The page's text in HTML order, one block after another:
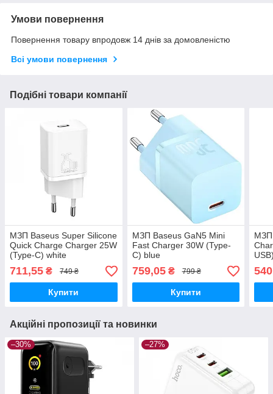
Умови повернення
Повернення товару впродовж 14 днів за домовленістю
Всі умови повернення
Подібні товари компанії
МЗП Baseus Super Silicone
Quick Charge Charger 25W
(Type-C) white
711,55 ₴ 749 ₴
Купити
МЗП Baseus GaN5 Mini
Fast Charger 30W (Type-
C) blue
759,05₴ 799 ₴
Купити
МЗП
C to
Акційні пропозиції та новинки
–30% –27%